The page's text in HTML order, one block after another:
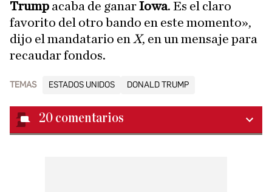
Trump acaba de ganarIowa. Es el claro
favorito del otro bando en este momento»,
dijo el mandatario en X, en un mensaje para
recaudar fondos.
TEMAS ESTADOS UNIDOS DONALD TRUMP
20 comentarios